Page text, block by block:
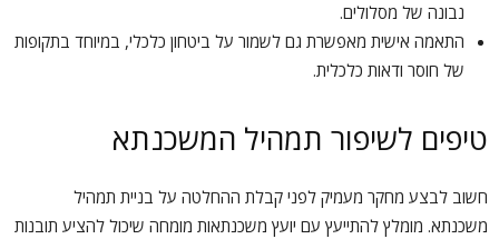
נבונה של מסלולים.
התאמה אישית מאפשרת גם לשמור על ביטחון כלכלי, במיוחד בתקופות
של חוסר ודאות כלכלית.
טיפים לשיפור תמהיל המשכנתא
חשוב לבצע מחקר מעמיק לפני קבלת ההחלטה על בניית תמהיל
משכנתא. מומלץ להתייעץ עם יועץ משכנתאות מומחה שיכול להציע תובנות